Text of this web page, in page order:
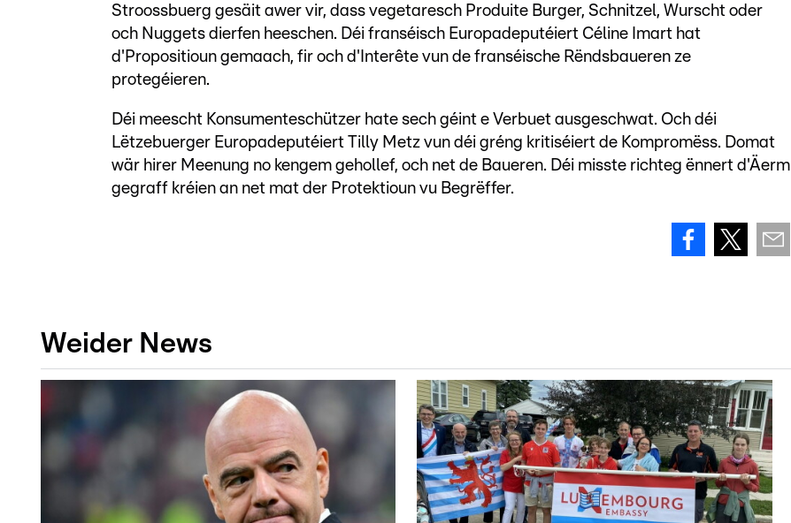
Stroossbuerg gesäit awer vir, dass vegetaresch Produite Burger, Schnitzel, Wurscht oder
och Nuggets dierfen heeschen. Déi franséisch Europadeputéiert Céline Imart hat
d'Propositioun gemaach, fir och d'Interête vun de franséische Rëndsbaueren ze
protegéieren.
Déi meescht Konsumenteschützer hate sech géint e Verbuet ausgeschwat. Och déi
Lëtzebuerger Europadeputéiert Tilly Metz vun déi gréng kritiséiert de Kompromëss. Domat
wär hirer Meenung no kengem gehollef, och net de Baueren. Déi misste richteg ënnert d'Äerm
gegraff kréien an net mat der Protektioun vu Begrëffer.
Weider News